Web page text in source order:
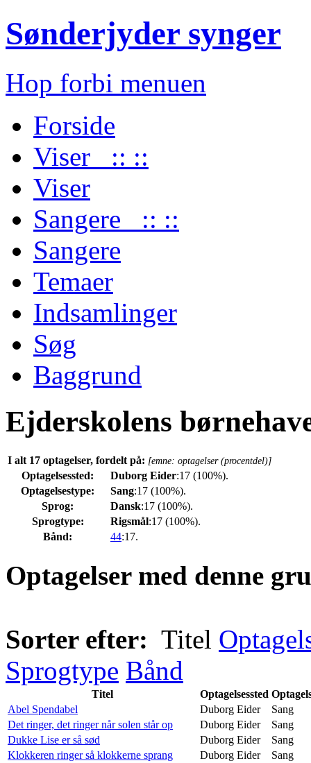
Sønderjyder synger
Hop forbi menuen
Forside
Viser :: ::
Viser
Sangere :: ::
Sangere
Temaer
Indsamlinger
Søg
Baggrund
Ejderskolens
I alt 17 optagelser, fordelt på: [emne: optagelser (procentdel)]
Optagelsessted: Duborg Eider:17 (100%).
Optagelsestype:
Sang:17 (100%).
Sprog:
Dansk:17 (100%).
Sprogtype:
Rigsmål:17 (100%).
Bånd:
44:17.
Optagelser med denne
Sorter efter: Titel
Sprogtype Bånd
Titel Optagelsessted
Abel Spendabel
Duborg Eider
Sang
Det ringer, det ringer når solen står op
Duborg Eider
Sang
Dukke Lise er så sød
Duborg Eider
Sang
Klokkeren ringer så klokkerne sprang
Duborg Eider
Sang